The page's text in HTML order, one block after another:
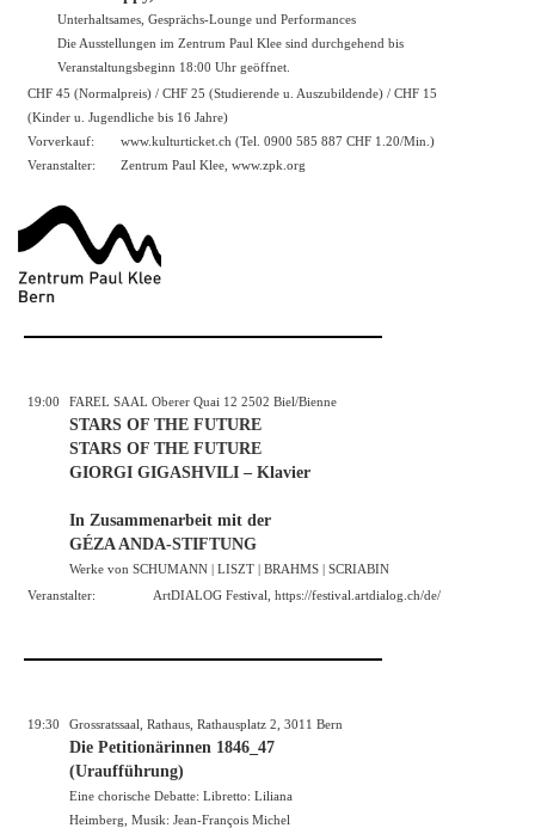
Unterhaltsames, Gesprächs-Lounge und Performances
Die Ausstellungen im Zentrum Paul Klee sind durchgehend bis
Veranstaltungsbeginn 18:00 Uhr geöffnet.
CHF 45 (Normalpreis) / CHF 25 (Studierende u. Auszubildende) / CHF 15
(Kinder u. Jugendliche bis 16 Jahre)
Vorverkauf:
www.kulturticket.ch (Tel. 0900 585 887 CHF 1.20/Min.)
Veranstalter:
Zentrum Paul Klee, www.zpk.org
19:00 FAREL SAAL Oberer Quai 12 2502 Biel/Bienne
STARS OF THE FUTURE
STARS OF THE FUTURE
GIORGI GIGASHVILI – Klavier
In Zusammenarbeit mit der
GÉZA ANDA-STIFTUNG
Werke von SCHUMANN | LISZT | BRAHMS | SCRIABIN
Veranstalter:
ArtDIALOG Festival, https://festival.artdialog.ch/de/
19:30 Grossratssaal, Rathaus, Rathausplatz 2, 3011 Bern
Die Petitionärinnen 1846_47
(Uraufführung)
Eine chorische Debatte: Libretto: Liliana
Heimberg, Musik: Jean-François Michel